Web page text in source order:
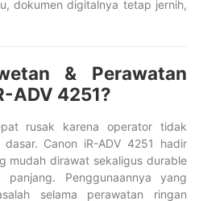
dokumen digitalnya tetap jernih,
& Perawatan
ADV 4251?
rusak karena operator tidak
Canon iR-ADV 4251 hadir
mudah dirawat sekaligus durable
Penggunaannya yang
selama perawatan ringan